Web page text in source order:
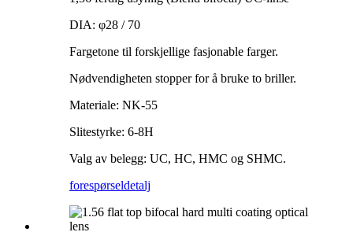
DIA: φ28 / 70
Fargetone til forskjellige fasjonable farger.
Nødvendigheten stopper for å bruke to briller.
Materiale: NK-55
Slitestyrke: 6-8H
Valg av belegg: UC, HC, HMC og SHMC.
forespørseldetalj